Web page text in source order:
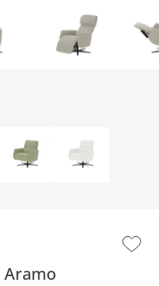
Aramo